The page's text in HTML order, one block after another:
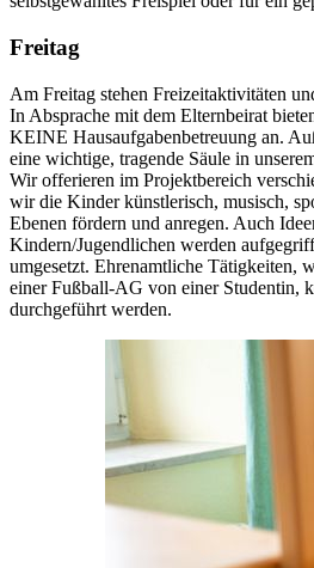
Freitag
Am Freitag stehen Freizeitaktivitäten
In Absprache mit dem Elternbeirat
KEINE Hausaufgabenbetreuung an.
eine wichtige, tragende Säule in
Wir offerieren im Projektbereich
wir die Kinder künstlerisch, musisch,
Ebenen fördern und anregen. Auch
Kindern/Jugendlichen werden
umgesetzt. Ehrenamtliche Tätigkeiten,
einer Fußball-AG von einer Studentin,
durchgeführt werden.